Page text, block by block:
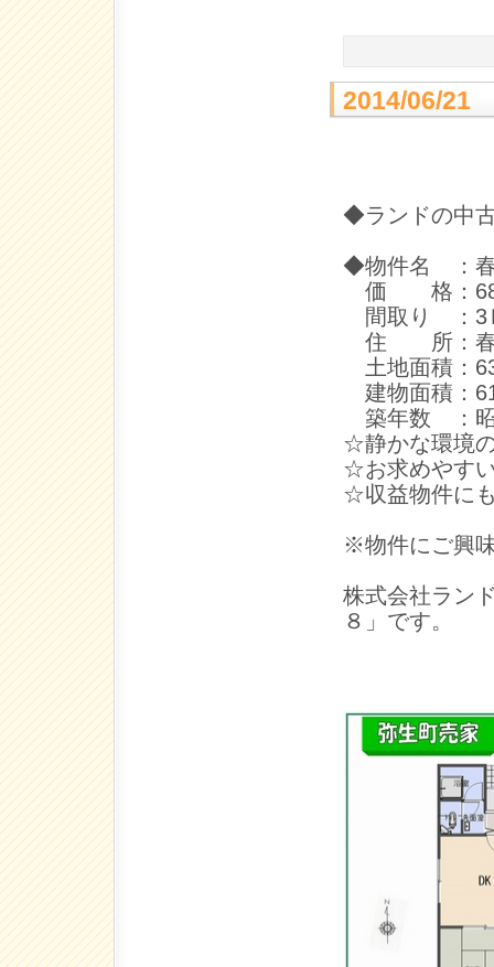
2014/06/21
◆ランドの中
◆物件名 ：春
価 格：680
間取り ：3
住 所：春日
土地面積：
建物面積：
築年数 ：昭
☆静かな環境
☆お求めやす
☆収益物件に
※物件にご興
株式会社ラン
８」です。